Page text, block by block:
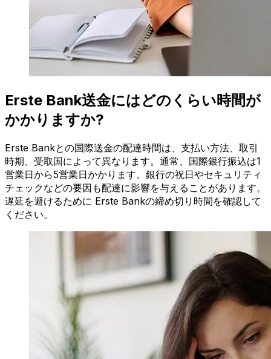
Erste Bank送金にはどのくらい時間が
かかりますか?
Erste Bankとの国際送金の配達時間は、支払い方法、取引
時期、受取国によって異なります。通常、国際銀行振込は1
営業日から5営業日かかります。銀行の祝日やセキュリティ
チェックなどの要因も配達に影響を与えることがあります。
遅延を避けるために Erste Bankの締め切り時間を確認して
ください。